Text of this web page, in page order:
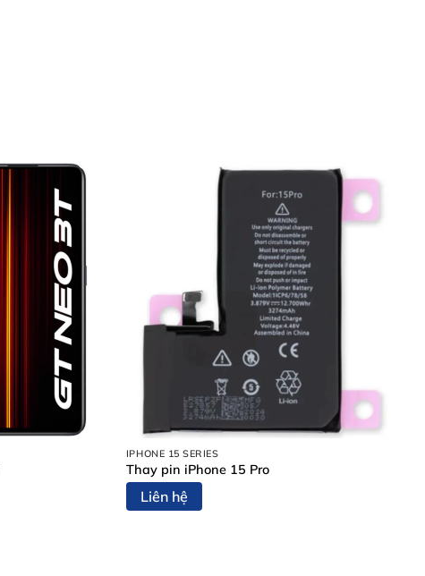
IPHONE 15 SERIES
Thay pin iPhone 15 Pro
Liên hệ